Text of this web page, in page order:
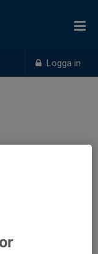
Logga in